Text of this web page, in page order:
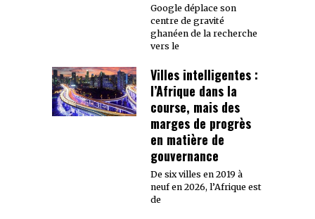
Google déplace son
centre de gravité
ghanéen de la recherche
vers le
Villes intelligentes :
l’Afrique dans la
course, mais des
marges de progrès
en matière de
gouvernance
De six villes en 2019 à
neuf en 2026, l’Afrique est
de